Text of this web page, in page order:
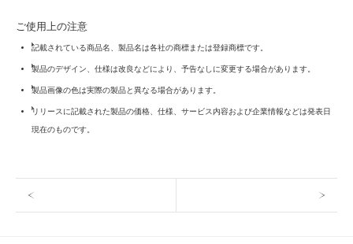
ご使用上の注意
記載されている商品名、製品名は各社の商標または登録商標です。
製品のデザイン、仕様は改良などにより、予告なしに変更する場合があります。
製品画像の色は実際の製品と異なる場合があります。
リリースに記載された製品の価格、仕様、サービス内容および企業情報などは発表日
現在のものです。